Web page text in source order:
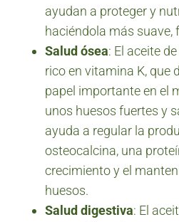
ayudan a proteger y
haciéndola más suave,
Salud ósea: El aceite
rico en vitamina K, que
papel importante en el
unos huesos fuertes y
ayuda a regular la
osteocalcina, una
crecimiento y el
huesos.
Salud digestiva: El